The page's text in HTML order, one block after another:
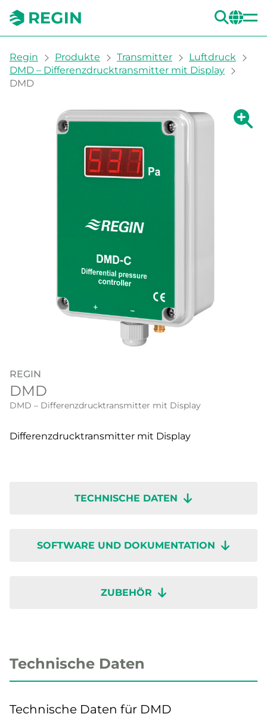
You are here:
Regin Produkte Transmitter
Luftdruck
DMD – Differenzdrucktransmitter mit Display
DMD
Zeige
REGIN
DMD
DMD – Differenzdrucktransmitter mit Display
Differenzdrucktransmitter mit Display
TECHNISCHE DATEN
SOFTWARE UND DOKUMENTATION
ZUBEHÖR
Technische Daten
Technische Daten für DMD